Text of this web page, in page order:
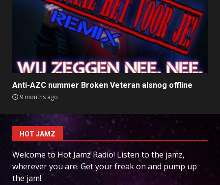
Anti-AZC nummer Broken Veteran alsnog offline
9 months ago
HOT JAMZ
Welcome to Hot Jamz Radio! Listen to the jamz,
wherever you are. Get your freak on and pump up
the jam!